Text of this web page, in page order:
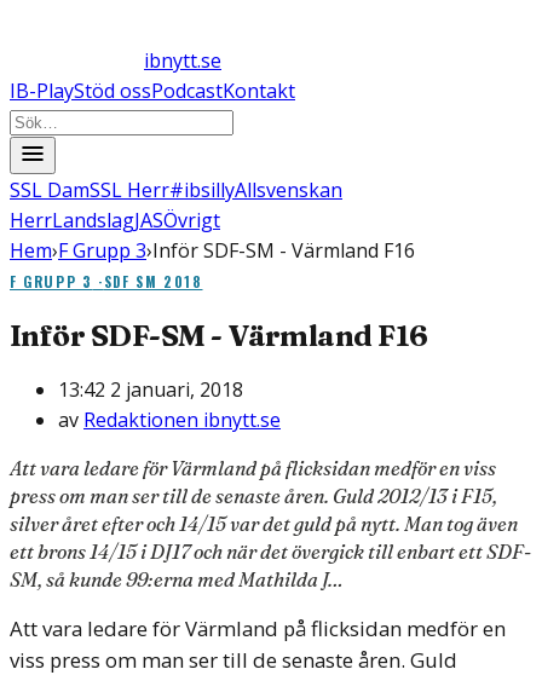
ibnytt.se
IB-PlayStöd ossPodcastKontakt
SSL DamSSL Herr#ibsillyAllsvenskan
HerrLandslagJASÖvrigt
Hem›F Grupp 3›Inför SDF-SM - Värmland F16
F GRUPP 3 ·SDF SM 2018
Inför SDF-SM - Värmland F16
13:42 2 januari, 2018
av Redaktionen ibnytt.se
Att vara ledare för Värmland på flicksidan medför en viss
press om man ser till de senaste åren. Guld 2012/13 i F15,
silver året efter och 14/15 var det guld på nytt. Man tog även
ett brons 14/15 i DJ17 och när det övergick till enbart ett SDF-
SM, så kunde 99:erna med Mathilda J…
Att vara ledare för Värmland på flicksidan medför en
viss press om man ser till de senaste åren. Guld